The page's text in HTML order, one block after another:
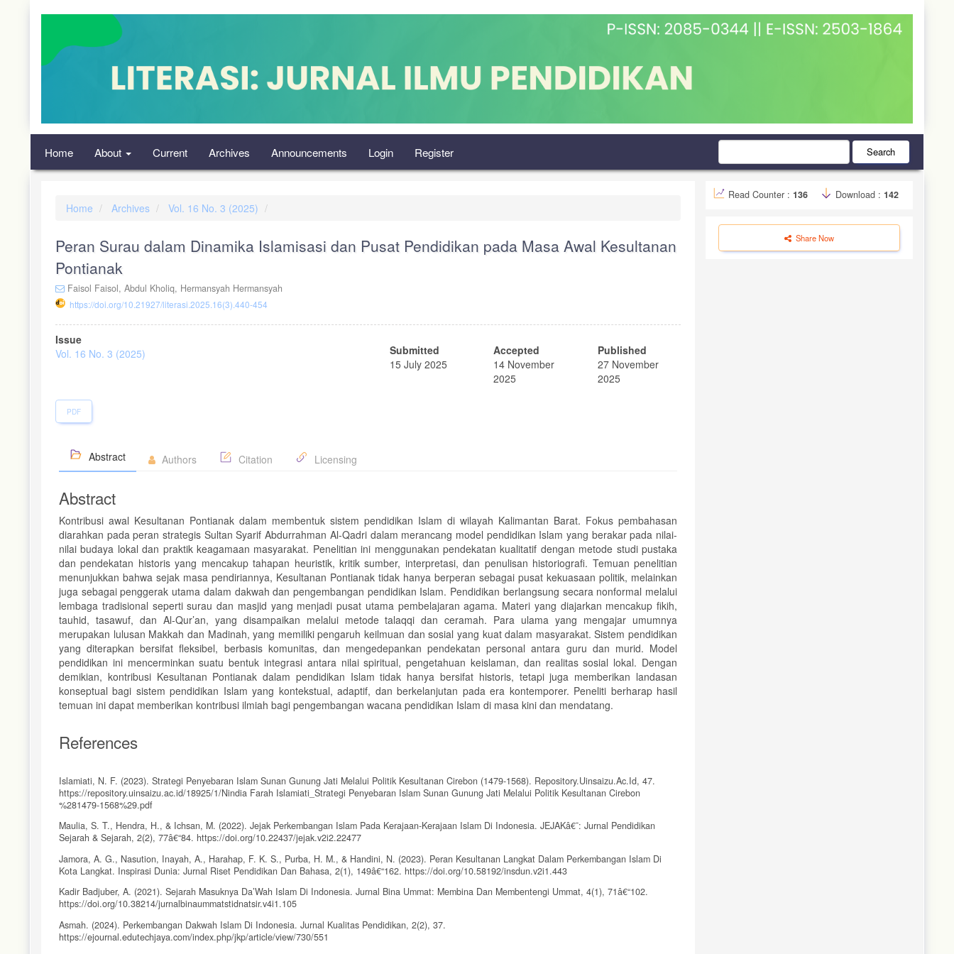
Content
Sidebar
Home About Current Archives Announcements Login Register Search
Home Archives Vol. 16 No. 3 (2025)
Peran Surau dalam Dinamika Islamisasi dan Pusat Pendidikan pada Masa Awal Kesultanan
Pontianak
Faisol Faisol, Abdul Kholiq, Hermansyah Hermansyah
https://doi.org/10.21927/literasi.2025.16(3).440-454
Article
Sidebar
Issue
Vol. 16 No. 3 (2025)
Submitted
15 July 2025
Accepted
14 November
2025
Published
27 November
2025
PDF
Abstract Authors Citation Licensing
Abstract
Kontribusi awal Kesultanan Pontianak dalam membentuk sistem pendidikan Islam di wilayah Kalimantan Barat. Fokus pembahasan
diarahkan pada peran strategis Sultan Syarif Abdurrahman Al-Qadri dalam merancang model pendidikan Islam yang berakar pada nilai-
nilai budaya lokal dan praktik keagamaan masyarakat. Penelitian ini menggunakan pendekatan kualitatif dengan metode studi pustaka
dan pendekatan historis yang mencakup tahapan heuristik, kritik sumber, interpretasi, dan penulisan historiografi. Temuan penelitian
menunjukkan bahwa sejak masa pendiriannya, Kesultanan Pontianak tidak hanya berperan sebagai pusat kekuasaan politik, melainkan
juga sebagai penggerak utama dalam dakwah dan pengembangan pendidikan Islam. Pendidikan berlangsung secara nonformal melalui
lembaga tradisional seperti surau dan masjid yang menjadi pusat utama pembelajaran agama. Materi yang diajarkan mencakup fikih,
tauhid, tasawuf, dan Al-Qur’an, yang disampaikan melalui metode talaqqi dan ceramah. Para ulama yang mengajar umumnya
merupakan lulusan Makkah dan Madinah, yang memiliki pengaruh keilmuan dan sosial yang kuat dalam masyarakat. Sistem pendidikan
yang diterapkan bersifat fleksibel, berbasis komunitas, dan mengedepankan pendekatan personal antara guru dan murid. Model
pendidikan ini mencerminkan suatu bentuk integrasi antara nilai spiritual, pengetahuan keislaman, dan realitas sosial lokal. Dengan
demikian, kontribusi Kesultanan Pontianak dalam pendidikan Islam tidak hanya bersifat historis, tetapi juga memberikan landasan
konseptual bagi sistem pendidikan Islam yang kontekstual, adaptif, dan berkelanjutan pada era kontemporer. Peneliti berharap hasil
temuan ini dapat memberikan kontribusi ilmiah bagi pengembangan wacana pendidikan Islam di masa kini dan mendatang.
References
Islamiati, N. F. (2023). Strategi Penyebaran Islam Sunan Gunung Jati Melalui Politik Kesultanan Cirebon (1479-1568). Repository.Uinsaizu.Ac.Id, 47.
https://repository.uinsaizu.ac.id/18925/1/Nindia Farah Islamiati_Strategi Penyebaran Islam Sunan Gunung Jati Melalui Politik Kesultanan Cirebon
%281479-1568%29.pdf
Maulia, S. T., Hendra, H., & Ichsan, M. (2022). Jejak Perkembangan Islam Pada Kerajaan-Kerajaan Islam Di Indonesia. JEJAKâ€¯: Jurnal Pendidikan
Sejarah & Sejarah, 2(2), 77â€“84. https://doi.org/10.22437/jejak.v2i2.22477
Jamora, A. G., Nasution, Inayah, A., Harahap, F. K. S., Purba, H. M., & Handini, N. (2023). Peran Kesultanan Langkat Dalam Perkembangan Islam Di
Kota Langkat. Inspirasi Dunia: Jurnal Riset Pendidikan Dan Bahasa, 2(1), 149â€“162. https://doi.org/10.58192/insdun.v2i1.443
Kadir Badjuber, A. (2021). Sejarah Masuknya Da’Wah Islam Di Indonesia. Jurnal Bina Ummat: Membina Dan Membentengi Ummat, 4(1), 71â€“102.
https://doi.org/10.38214/jurnalbinaummatstidnatsir.v4i1.105
Asmah. (2024). Perkembangan Dakwah Islam Di Indonesia. Jurnal Kualitas Pendidikan, 2(2), 37.
https://ejournal.edutechjaya.com/index.php/jkp/article/view/730/551
Read Counter : 136 Download : 142
Share Now